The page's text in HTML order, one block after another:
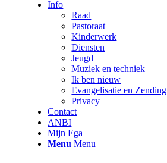
Info
Raad
Pastoraat
Kinderwerk
Diensten
Jeugd
Muziek en techniek
Ik ben nieuw
Evangelisatie en Zending
Privacy
Contact
ANBI
Mijn Ega
Menu Menu